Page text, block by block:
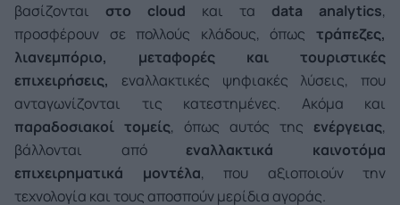
βασίζονται στο cloud και τα data analytics,
προσφέρουν σε πολλούς κλάδους, όπως τράπεζες,
λιανεμπόριο, μεταφορές και τουριστικές
επιχειρήσεις, εναλλακτικές ψηφιακές λύσεις, που
ανταγωνίζονται τις κατεστημένες. Ακόμα και
παραδοσιακοί τομείς, όπως αυτός της ενέργειας,
βάλλονται από εναλλακτικά καινοτόμα
επιχειρηματικά μοντέλα, που αξιοποιούν την
τεχνολογία και τους αποσπούν μερίδια αγοράς.